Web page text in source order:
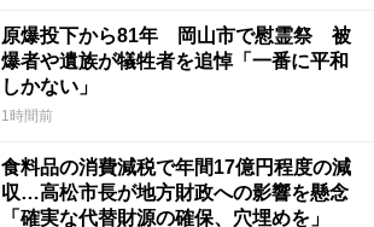
原爆投下から81年 岡山市で慰霊祭 被
爆者や遺族が犠牲者を追悼「一番に平和
しかない」
1時間前
食料品の消費減税で年間17億円程度の減
収…高松市長が地方財政への影響を懸念
「確実な代替財源の確保、穴埋めを」